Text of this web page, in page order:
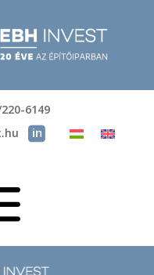
6149